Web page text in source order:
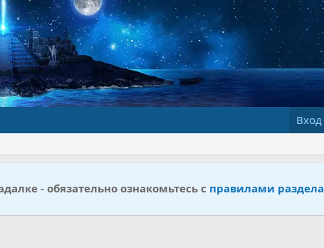
Вход
- обязательно ознакомьтесь с правилами раздела